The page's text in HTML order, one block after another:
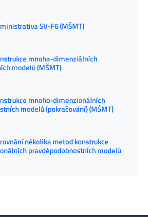
SV-F6 (MŠMT)
mnoha-dimenziálních
modelů (MŠMT)
mnoho-dimenzionálních
modelů (pokračování) (MŠMT)
několika metod konstrukce
pravděpodobnostních modelů